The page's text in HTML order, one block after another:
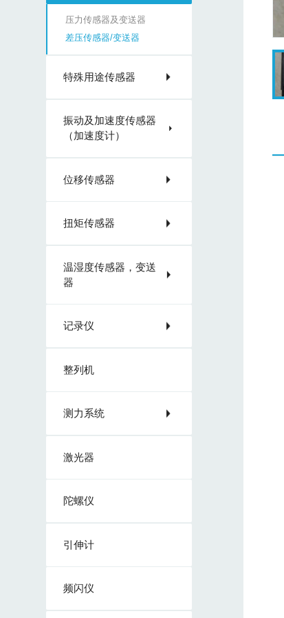
压力传感器及变送器
差压传感器/变送器
特殊用途传感器
振动及加速度传感器
（加速度计）
位移传感器
扭矩传感器
温湿度传感器，变送
器
记录仪
整列机
测力系统
激光器
陀螺仪
引伸计
频闪仪